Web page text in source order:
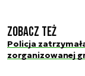
Zobacz też
Policja
zorganizowanej